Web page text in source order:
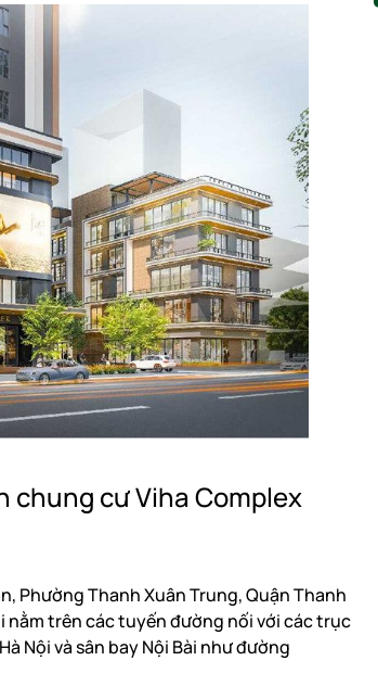
chung cư Viha Complex
Phường Thanh Xuân Trung, Quận Thanh
nằm trên các tuyến đường nối với các trục
Nội và sân bay Nội Bài như đường